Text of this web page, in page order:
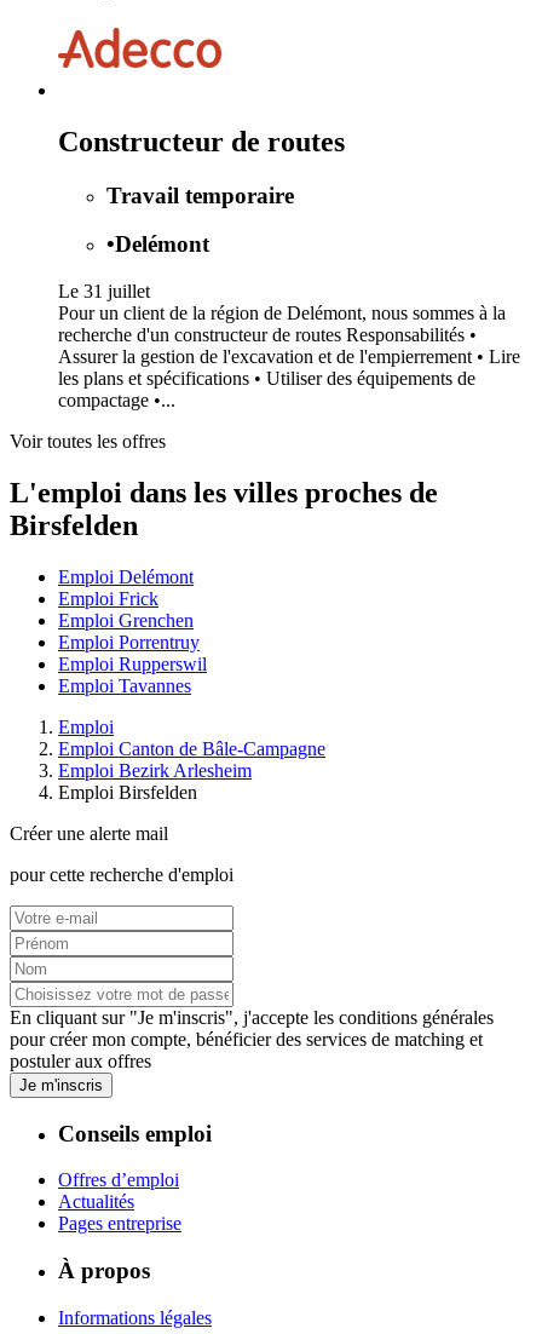
Constructeur de routes
Travail temporaire
•Delémont
Le 31 juillet
Pour un client de la région de Delémont, nous sommes à la
recherche d'un constructeur de routes Responsabilités •
Assurer la gestion de l'excavation et de l'empierrement • Lire
les plans et spécifications • Utiliser des équipements de
compactage •...
Voir toutes les offres
L'emploi dans les villes proches de
Birsfelden
Emploi Delémont
Emploi Frick
Emploi Grenchen
Emploi Porrentruy
Emploi Rupperswil
Emploi Tavannes
Emploi
Emploi Canton de Bâle-Campagne
Emploi Bezirk Arlesheim
Emploi Birsfelden
Créer une alerte mail
pour cette recherche d'emploi
En cliquant sur "Je m'inscris", j'accepte les conditions générales
pour créer mon compte, bénéficier des services de matching et
postuler aux offres
Je m'inscris
Conseils emploi
Offres d’emploi
Actualités
Pages entreprise
À propos
Informations légales